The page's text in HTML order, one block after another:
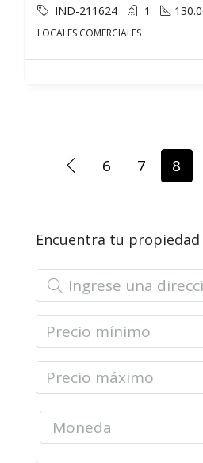
IND-211624 1
LOCALES COMERCIALES
6 7 8
Encuentra tu propiedad
Moneda